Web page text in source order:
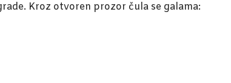
Kroz otvoren prozor čula se galama: